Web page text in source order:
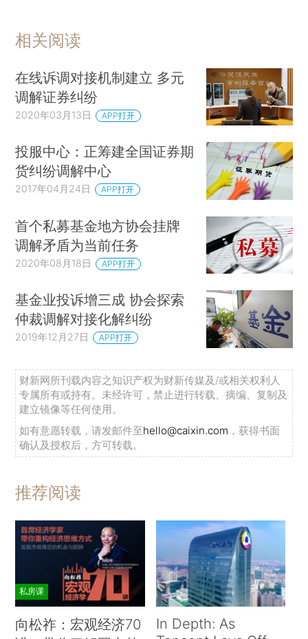
相关阅读
在线诉调对接机制建立 多元
调解证券纠纷
2020年03月13日 APP打开
投服中心：正筹建全国证券期
货纠纷调解中心
2017年04月24日 APP打开
首个私募基金地方协会挂牌
调解矛盾为当前任务
2020年08月18日 APP打开
基金业投诉增三成 协会探索
仲裁调解对接化解纠纷
2019年12月27日 APP打开
财新网所刊载内容之知识产权为财新传媒及/或相关权利人
专属所有或持有。未经许可，禁止进行转载、摘编、复制及
建立镜像等任何使用。
如有意愿转载，请发邮件至hello@caixin.com ，获得书面
确认及授权后，方可转载。
推荐阅读
私房课
向松祚：宏观经济70
In Depth: As